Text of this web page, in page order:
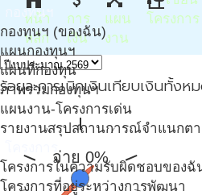
กองทุนฯ
กองทุนฯ (ของฉัน)
แผนกองทุนฯ
แผนที่กองทุน
ภาพรวมกองทุนฯ
แผนงาน-โครงการเด่น
รายงานสรุปสถานการณ์จำแนกต
โครงการในความรับผิดชอบของฉั
โครงการที่อยู่ระหว่างการพัฒนา
หน้า
หลัก
การ
เงิน
แผน
งาน
โครงการ
ร้อยละการเบิกเงินเทียบเงินทั้ง
จ่าย 0%